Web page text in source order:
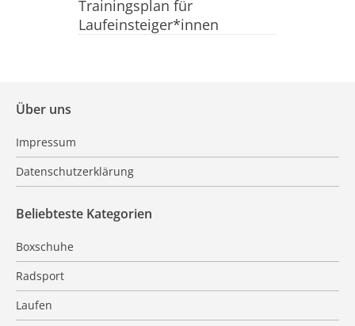
Trainingsplan für
Laufeinsteiger*innen
Über uns
Impressum
Datenschutzerklärung
Beliebteste Kategorien
Boxschuhe
Radsport
Laufen